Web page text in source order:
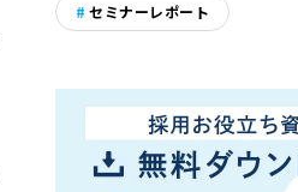
セミナーレポート